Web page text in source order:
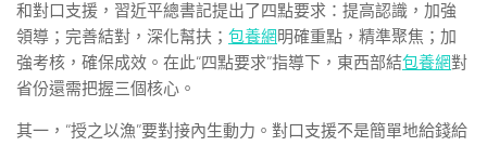
和對口支援，習近平總書記提出了四點要求：提高認識，加強
領導；完善結對，深化幫扶； 包養網明確重點，精準聚焦；加
強考核，確保成效。在此“四點要求”指導下，東西部結包養網對
省份還需把握三個核心。
其一，“授之以漁”要對接內生動力。對口支援不是簡單地給錢給